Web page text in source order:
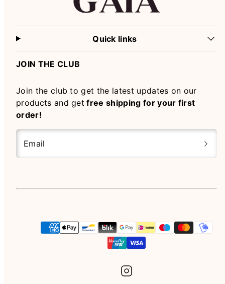
Quick links
JOIN THE CLUB
Join the club to get the latest updates on our
products and get free shipping for your first
order!
Email
Payment
methods
Instagram